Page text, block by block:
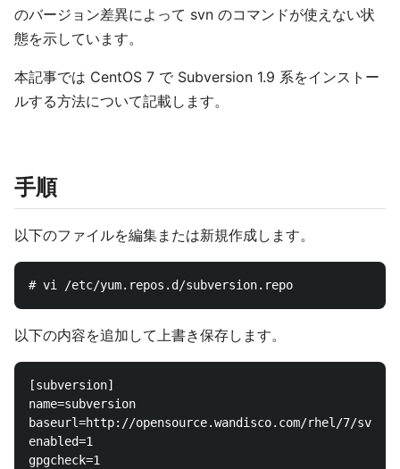
のバージョン差異によって svn のコマンドが使えない状
態を示しています。
本記事では CentOS 7 で Subversion 1.9 系をインストー
ルする方法について記載します。
手順
以下のファイルを編集または新規作成します。
以下の内容を追加して上書き保存します。
[subversion]
name=subversion
baseurl=http://opensource.wandisco.com/rhel/7/svn-
enabled=1
gpgcheck=1